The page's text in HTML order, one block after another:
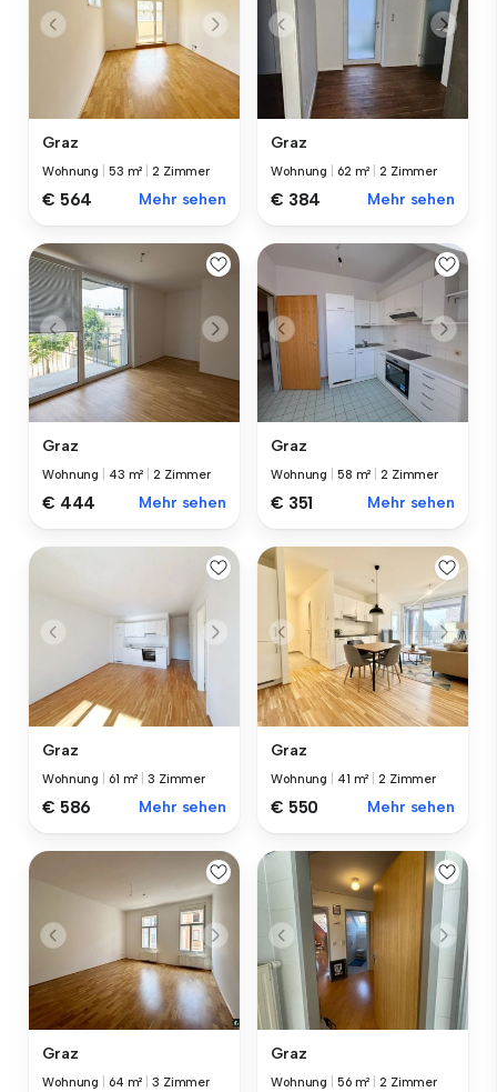
Graz
Wohnung 53 m² |2 Zimmer
€ 564 Mehr sehen
Graz
Wohnung 62 m² |2 Zimmer
€ 384 Mehr sehen
Graz
Wohnung 43 m² |2 Zimmer
€ 444 Mehr sehen
Graz
Wohnung 58 m² |2 Zimmer
€ 351 Mehr sehen
Graz
Wohnung 61 m² |3 Zimmer
€ 586 Mehr sehen
Graz
Wohnung 41 m² |2 Zimmer
€ 550 Mehr sehen
Graz
Wohnung 64 m² |3 Zimmer
Graz
Wohnung 56 m² |2 Zimmer